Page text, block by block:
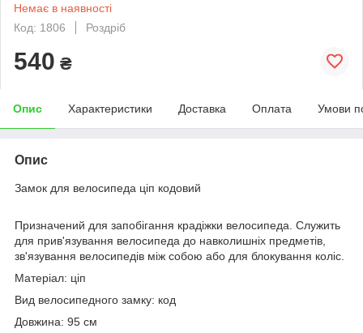
Немає в наявності
Код: 1806
Роздріб
540 ₴
Опис Характеристики Доставка Оплата Умови
Опис
Замок для велосипеда ціп кодовий
Призначений для запобігання крадіжки велосипеда. Служить
для прив'язування велосипеда до навколишніх предметів,
зв'язування велосипедів між собою або для блокування коліс.
Матеріал: ціп
Вид велосипедного замку: код
Довжина: 95 см